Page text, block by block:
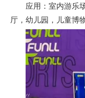
应用：室内游乐
厅，幼儿园，儿童博